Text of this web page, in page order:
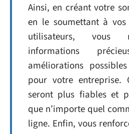
Ainsi, en créant votre
en le soumettant à
utilisateurs, vous
informations
améliorations
pour votre entreprise.
seront plus fiables et
que n’importe quel
ligne. Enfin, vous